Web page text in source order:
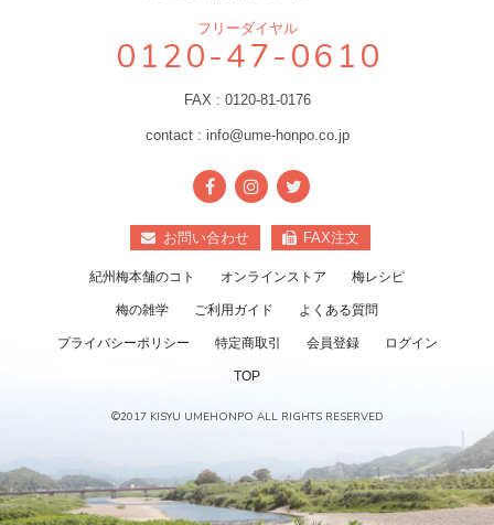
フリーダイヤル
0120-47-0610
FAX : 0120-81-0176
contact : info@ume-honpo.co.jp
お問い合わせ FAX注文
紀州梅本舗のコト オンラインストア 梅レシピ
梅の雑学 ご利用ガイド よくある質問
プライバシーポリシー 特定商取引 会員登録 ログイン
TOP
©2017 KISYU UMEHONPO ALL RIGHTS RESERVED